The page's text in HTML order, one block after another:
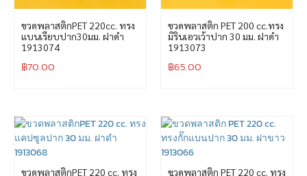
ขวดพลาสติกPET 220cc. ทรง
แบนเรียบปาก30มม. ฝาดำ
1913074
฿70.00
ขวดพลาสติก PET 200 cc.ทรง
มิรินเอวเว้าปาก 30 มม. ฝาดำ
1913073
฿65.00
ขวดพลาสติกPET 220 cc. ทรง
ขวดพลาสติก PET 220 cc. ทรง